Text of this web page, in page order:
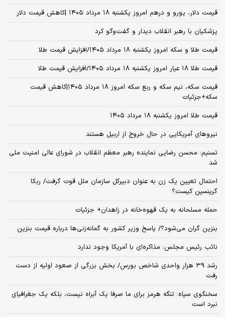
قیمت دلار، یورو و درهم امروز یکشنبه ۱۸ مرداد ۱۴۰۵ |کاهش قیمت دلار
پزشکیان با رهبر انقلاب دیدار و گفت‌وگو کرد
قیمت طلا و سکه امروز یکشنبه ۱۸ مرداد ۱۴۰۵/افزایش قیمت طلا
قیمت طلا ۱۸ عیار امروز یکشنبه ۱۸ مرداد ۱۴۰۵/افزایش قیمت طلا
قیمت سکه، نیم سکه و ربع سکه امروز ۱۸ مرداد ۱۴۰۵|کاهش قیمت
سکه+جزئیات
قیمت طلا امروز یکشنبه ۱۸ مرداد ۱۴۰۵
نیروهای آمریکایی در حال خروج از اربیل هستند
تسنیم: محسن رضایی نماینده رهبر معظم انقلاب در شورای عالی امنیت ملی
شد
احتمال تعیین یک زن به عنوان دبیرکل سازمان ملل قوت گرفت/ ربکا
گرینسپن کیست؟
حمله مسلحانه به یک قهوه‌خانه در زاهدان+ جزئیات
بنزین گران می‌شود؟/ پاسخ وزیر کشور به گمانه‌زنی‌ها درباره قیمت بنزین
نائب رئیس مجلس: مذاکره‌ای با آمریکا وجود ندارد
رشد ۳۹ هزار واحدی شاخص بورس/ بخش بزرگی از صعود اولیه از دست
رفت
سخنگوی سپاه: تنگه هرمز برای ما صرفا یک آبراه نیست، بلکه یک جغرافیای
نبرد است